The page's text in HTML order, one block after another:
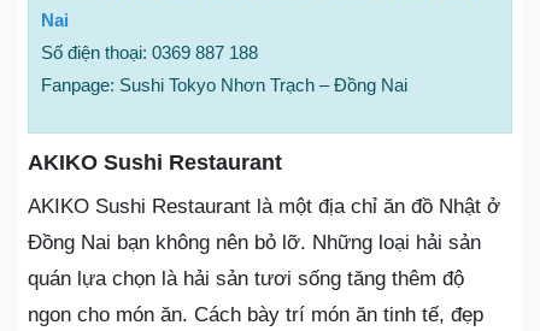
Nai
Số điện thoại: 0369 887 188
Fanpage: Sushi Tokyo Nhơn Trạch – Đồng Nai
AKIKO Sushi Restaurant
AKIKO Sushi Restaurant là một địa chỉ ăn đồ Nhật ở
Đồng Nai bạn không nên bỏ lỡ. Những loại hải sản
quán lựa chọn là hải sản tươi sống tăng thêm độ
ngon cho món ăn. Cách bày trí món ăn tinh tế, đẹp